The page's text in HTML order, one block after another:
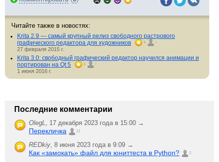
Читайте также в новостях:
Krita 2.9 — самый крупный релиз свободного растрового
графического редактора для художников
6 1
27 февраля 2015 г.
Krita 3.0: свободный графический редактор научился анимации и
портирован на Qt 5
1 1
1 июня 2016 г.
Последние комментарии
OlegL, 17 декабря 2023 года в 15:00 →
Перекличка 21
REDkiy, 8 июня 2023 года в 9:09 →
Как «замокать» файл для юниттеста в Python? 2